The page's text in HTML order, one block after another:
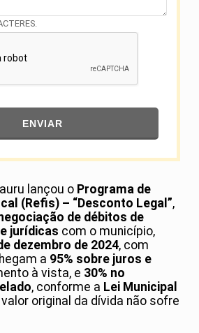
ENVIAR
lançou o Programa de
(Refis) – “Desconto Legal”,
de débitos de
jurídicas com o município,
dezembro de 2024, com
a 95% sobre juros e
à vista, e 30% no
, conforme a Lei Municipal
valor original da dívida não sofre